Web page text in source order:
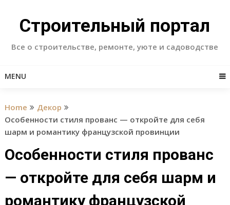
contentСтроительный портал
Все о строительстве, ремонте, уюте и садоводстве
MENU
Home
Декор
Особенности стиля прованс — откройте для себя
шарм и романтику французской провинции
Особенности стиля прованс
— откройте для себя шарм и
романтику французской